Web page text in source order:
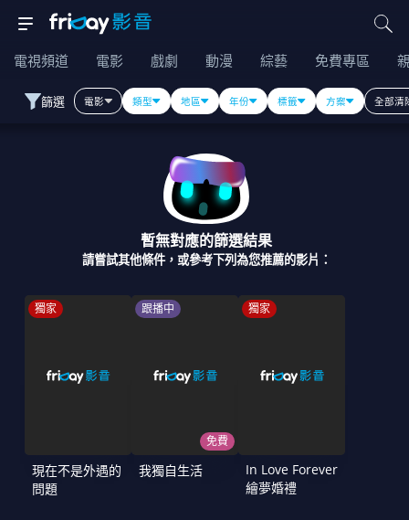
電視頻道 電影 戲劇 動漫 綜藝 免費專區
篩選 電影 類型 地區 年份 標籤 方案 全部清
暫無對應的篩選結果
請嘗試其他條件，或參考下列為您推薦的影片：
獨家
現在不是外遇的
問題
跟播中
免費
我獨自生活
獨家
In Love Forever
繪夢婚禮